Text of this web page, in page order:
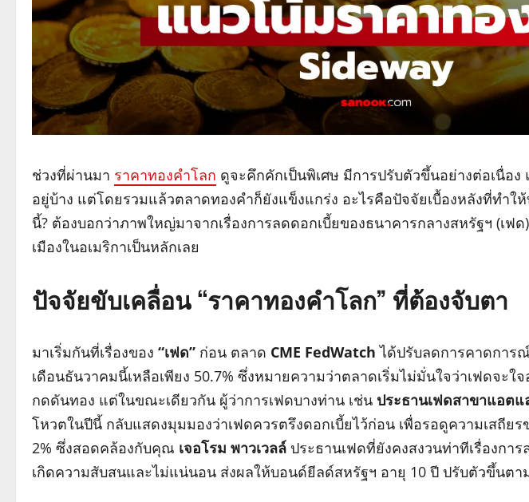
ช่วงที่ผ่านมา ราคาทองคำโลก ดูจะคึกคักเป็นพิเศษ มีการปรับตัวขึ้นอย่างต่อเนื่อ
อยู่บ้าง แต่โดยรวมแล้วตลาดทองคำก็ยังแข็งแกร่ง อะไรคือปัจจัยเบื้องหลังที่ทำใ
นี้? ต้องบอกว่าภาพใหญ่มาจากเรื่องการลดดอกเบี้ยของธนาคารกลางสหรัฐฯ (เฟ
เมืองในอเมริกาเป็นหลักเลย
ปัจจัยขับเคลื่อน “ราคาทองคำโลก” ที่ต้องจับตา
มาเริ่มกันที่เรื่องของ “เฟด” ก่อน ตลาด CME FedWatch ได้ปรับลดการคาดการ
เดือนธันวาคมนี้เหลือเพียง 50.7% ซึ่งหมายความว่าตลาดเริ่มไม่มั่นใจว่าเฟดจะใ
กดดันทอง แต่ในขณะเดียวกัน ผู้ว่าการเฟดบางท่าน เช่น ประธานเฟดสาขาแอต
โหวตในปีนี้ กลับแสดงมุมมองว่าเฟดควรตรึงดอกเบี้ยไว้ก่อน เพื่อรอดูความเสถียร
2% ซึ่งสอดคล้องกับคุณ เจอโรม พาวเวลล์ ประธานเฟดที่ยังคงสงวนท่าทีเรื่องกา
เกิดความสับสนและไม่แน่นอน ส่งผลให้บอนด์ยีลด์สหรัฐฯ อายุ 10 ปี ปรับตัวขึ้นตา